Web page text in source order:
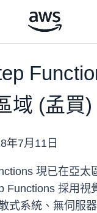
域 (孟買)
年7月11日
現已在亞太
Functions 採用視
式系統、無伺服